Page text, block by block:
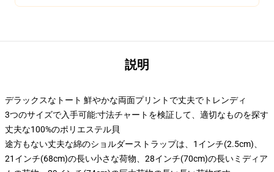
説明
デラックスなトート 鮮やかな両面プリントで丈夫でトレンディ
3つのサイズで入手可能:寸法チャートを検証して、適切なものを探す
丈夫な100%のポリエステル貝
途方もない丈夫な綿のショルダーストラップは、1インチ(2.5cm)、
21インチ(68cm)の長い小さな荷物、28インチ(70cm)の長いミディア